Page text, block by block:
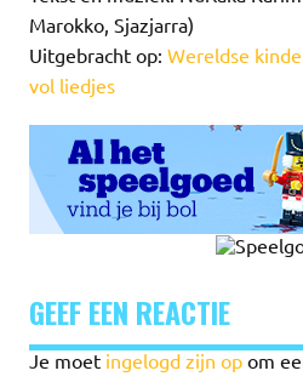
Marokko, Sjazjarra)
Uitgebracht op: Wereldse
vol liedjes
GEEF EEN REACTIE
Je moet ingelogd zijn op om